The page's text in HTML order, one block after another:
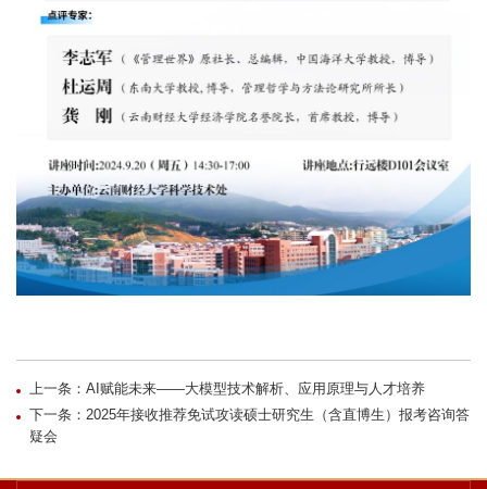
上一条：AI赋能未来——大模型技术解析、应用原理与人才培养
下一条：2025年接收推荐免试攻读硕士研究生（含直博生）报考咨询答
疑会